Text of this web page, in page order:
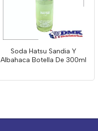
Soda Hatsu Sandia Y
Albahaca Botella De 300ml